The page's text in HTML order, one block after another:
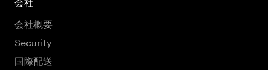
会社概要
Security
国際配送